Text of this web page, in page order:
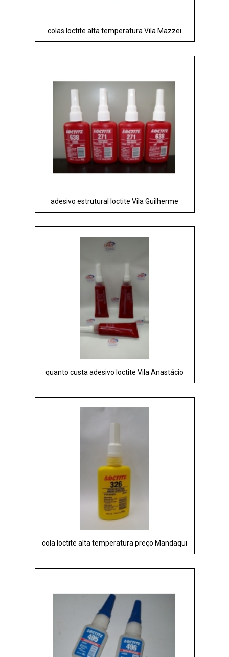
colas loctite alta temperatura Vila Mazzei
adesivo estrutural loctite Vila Guilherme
quanto custa adesivo loctite Vila Anastácio
cola loctite alta temperatura preço Mandaqui